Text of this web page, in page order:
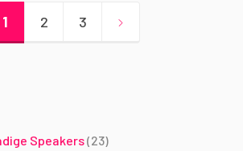
U lees momenteel pagina
1 Pagina
2 Pagina
3 Pagina
Volgende
Speakers 23producten